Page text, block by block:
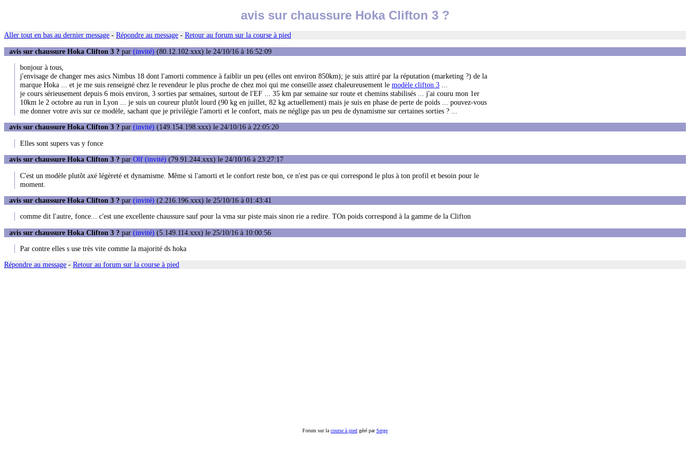
avis sur chaussure Hoka Clifton 3 ?
Aller tout en bas au dernier message - Répondre au message - Retour au forum sur la course à pied
avis sur chaussure Hoka Clifton 3 ? par (invité) (80.12.102.xxx) le 24/10/16 à 16:52:09
bonjour à tous,
j'envisage de changer mes asics Nimbus 18 dont l'amorti commence à faiblir un peu (elles ont environ 850km); je suis attiré par la réputation (marketing ?) de la
marque Hoka ... et je me suis renseigné chez le revendeur le plus proche de chez moi qui me conseille assez chaleureusement le modèle clifton 3
je cours sérieusement depuis 6 mois environ, 3 sorties par semaines, surtout de l'EF ... 35 km par semaine sur route et chemins stabilisés ... j'ai couru mon 1er
10km le 2 octobre au run in Lyon ... je suis un coureur plutôt lourd (90 kg en juillet, 82 kg actuellement) mais je suis en phase de perte de poids ... pouvez-vous
me donner votre avis sur ce modèle, sachant que je privilégie l'amorti et le confort, mais ne néglige pas un peu de dynamisme sur certaines sorties ? ...
avis sur chaussure Hoka Clifton 3 ? par (invité) (149.154.198.xxx) le 24/10/16 à 22:05:20
Elles sont supers vas y fonce
avis sur chaussure Hoka Clifton 3 ? par Olf (invité) (79.91.244.xxx) le 24/10/16 à 23:27:17
C'est un modèle plutôt axé légèreté et dynamisme. Même si l'amorti et le confort reste bon, ce n'est pas ce qui correspond le plus à ton profil et besoin pour le
moment.
avis sur chaussure Hoka Clifton 3 ? par (invité) (2.216.196.xxx) le 25/10/16 à 01:43:41
comme dit l'autre, fonce... c'est une excellente chaussure sauf pour la vma sur piste mais sinon rie a redire. TOn poids correspond à la gamme de la Clifton
avis sur chaussure Hoka Clifton 3 ? par (invité) (5.149.114.xxx) le 25/10/16 à 10:00:56
Par contre elles s use très vite comme la majorité ds hoka
Répondre au message - Retour au forum sur la course à pied
Forum sur lacourse à pied géré parSerge